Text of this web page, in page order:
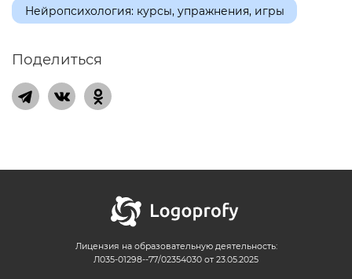
Нейропсихология: курсы, упражнения, игры
Поделиться
Лицензия на образовательную деятельность:
Л035-01298--77/02354030 от 23.05.2025